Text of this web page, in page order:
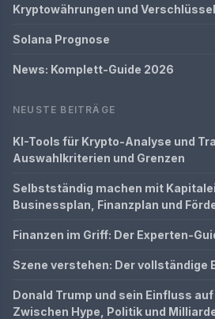
Kryptowährungen und
Solana Prognose
News: Komplett-Guide 2026
NEUSTE BEITRÄGE
KI-Tools für Krypto-Analyse und
Auswahlkriterien und Grenzen
Selbstständig machen mit
Businessplan, Finanzplan und
Finanzen im Griff: Der Experten-
Szene verstehen: Der vollständige
Donald Trump und sein Einfluss
Zwischen Hype, Politik und